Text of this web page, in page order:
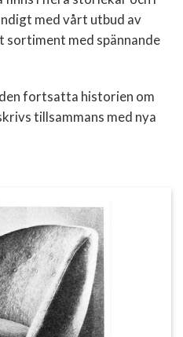
med vårt utbud av
sortiment med spännande
fortsatta historien om
tillsammans med nya